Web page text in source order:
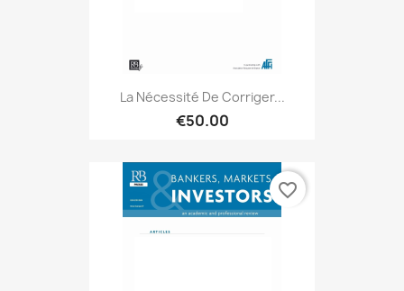
La Nécessité De Corriger...
€50.00
favorite_border